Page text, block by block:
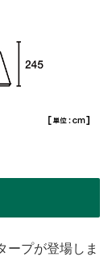
ープが登場しま